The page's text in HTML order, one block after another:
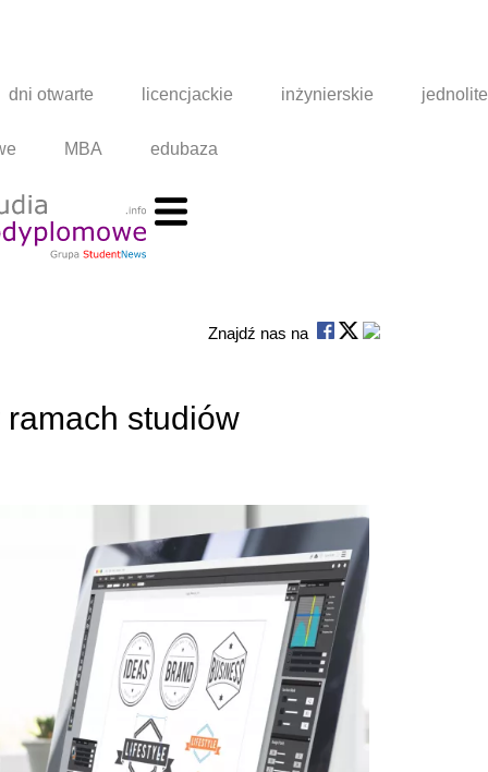
dni otwarte licencjackie inżynierskie jednolite
MBA edubaza
Znajdź nas na
studiów